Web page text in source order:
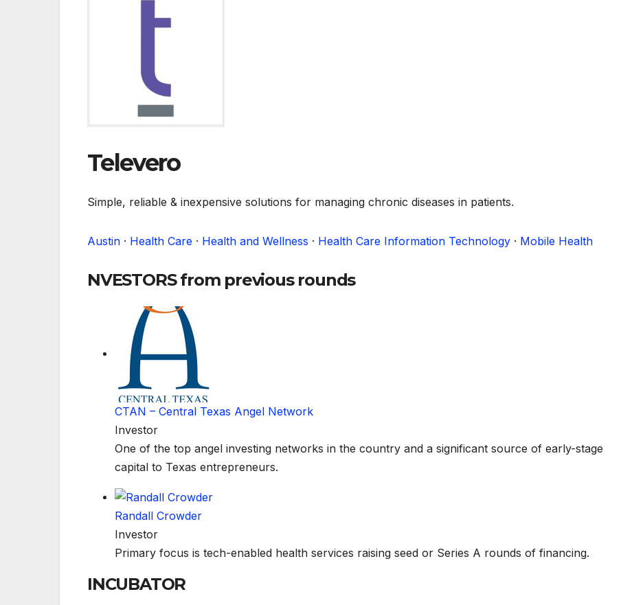
Televero
Simple, reliable & inexpensive solutions for managing chronic diseases in patients.
Austin · Health Care · Health and Wellness · Health Care Information Technology · Mobile Health
NVESTORSfrom previous rounds
CTAN – Central Texas Angel Network
Investor
One of the top angel investing networks in the country and a significant source of early-stage
capital to Texas entrepreneurs.
Randall Crowder
Investor
Primary focus is tech-enabled health services raising seed or Series A rounds of financing.
INCUBATOR